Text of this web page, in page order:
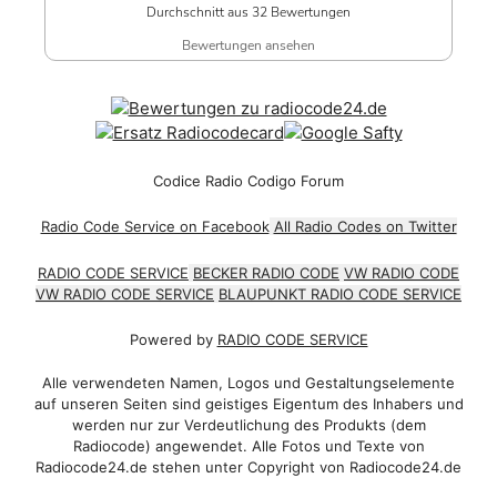
Durchschnitt aus 32 Bewertungen
Bewertungen ansehen
Codice Radio Codigo Forum
Radio Code Service on Facebook All Radio Codes on Twitter
RADIO CODE SERVICE BECKER RADIO CODE VW RADIO CODE
VW RADIO CODE SERVICE BLAUPUNKT RADIO CODE SERVICE
Powered by RADIO CODE SERVICE
Alle verwendeten Namen, Logos und Gestaltungselemente
auf unseren Seiten sind geistiges Eigentum des Inhabers und
werden nur zur Verdeutlichung des Produkts (dem
Radiocode) angewendet. Alle Fotos und Texte von
Radiocode24.de stehen unter Copyright von Radiocode24.de